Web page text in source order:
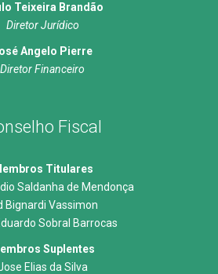
Teixeira Brandão
Diretor Jurídico
Angelo Pierre
Diretor Financeiro
Fiscal
Titulares
Saldanha de Mendonça
Bignardi Vassimon
Sobral Barrocas
Suplentes
Elias da Silva